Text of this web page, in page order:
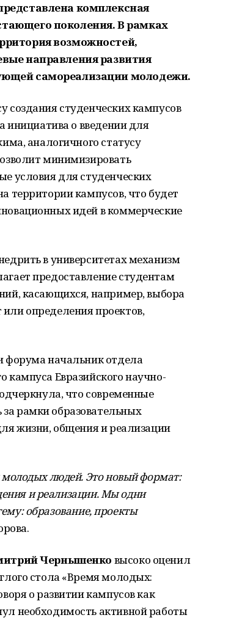
комплексная
поколения. В рамках
возможностей,
направления развития
самореализации молодежи.
создания студенческих кампусов
инициатива о введении для
аналогичного статусу
минимизировать
условия для студенческих
территории кампусов, что будет
идей в коммерческие
в университетах механизм
предоставление студентам
касающихся, например, выбора
определения проектов,
форума начальник отдела
кампуса Евразийского научно-
что современные
рамки образовательных
жизни, общения и реализации
людей. Это новый формат:
и реализации. Мы одни
образование, проекты
Чернышенко высоко оценил
стола «Время молодых:
о развитии кампусов как
необходимость активной работы